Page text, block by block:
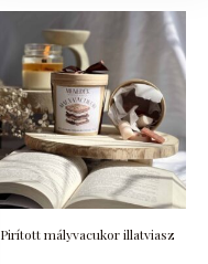
Pirított mályvacukor illatviasz